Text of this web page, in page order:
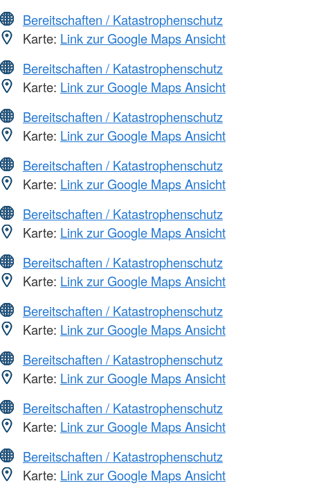
Bereitschaften / Katastrophenschutz
Karte: Link zur Google Maps Ansicht
Bereitschaften / Katastrophenschutz
Karte: Link zur Google Maps Ansicht
Bereitschaften / Katastrophenschutz
Karte: Link zur Google Maps Ansicht
Bereitschaften / Katastrophenschutz
Karte: Link zur Google Maps Ansicht
Bereitschaften / Katastrophenschutz
Karte: Link zur Google Maps Ansicht
Bereitschaften / Katastrophenschutz
Karte: Link zur Google Maps Ansicht
Bereitschaften / Katastrophenschutz
Karte: Link zur Google Maps Ansicht
Bereitschaften / Katastrophenschutz
Karte: Link zur Google Maps Ansicht
Bereitschaften / Katastrophenschutz
Karte: Link zur Google Maps Ansicht
Bereitschaften / Katastrophenschutz
Karte: Link zur Google Maps Ansicht